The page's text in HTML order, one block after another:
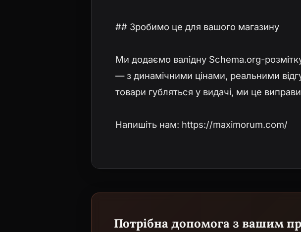
## Зробимо це для вашого магазину
Ми додаємо валідну Schema.org-
— з динамічними цінами, реальними
товари губляться у видачі, ми це
Напишіть нам: https://maximorum.com/
Потрібна допомога з вашим